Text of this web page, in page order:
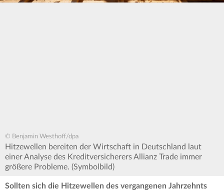
© Benjamin Westhoff/dpa
Hitzewellen bereiten der Wirtschaft in Deutschland laut
einer Analyse des Kreditversicherers Allianz Trade immer
größere Probleme. (Symbolbild)
Sollten sich die Hitzewellen des vergangenen Jahrzehnts